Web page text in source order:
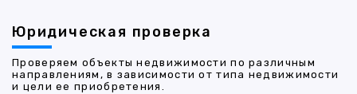
Юридическая проверка
Проверяем объекты недвижимости по различным
направлениям, в зависимости от типа недвижимости
и цели ее приобретения.